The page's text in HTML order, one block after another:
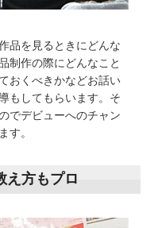
品を見るときにどんな
制作の際にどんなこと
おくべきかなどお話い
もしてもらいます。そ
でデビューへのチャン
す。
え方もプロ